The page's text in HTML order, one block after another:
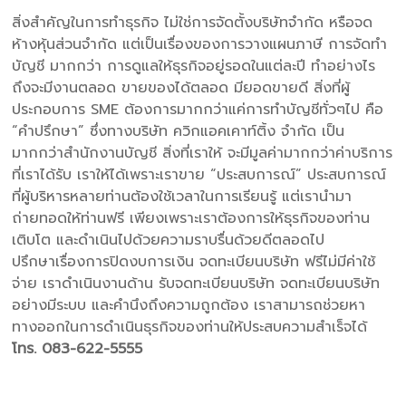
สิ่งสำคัญในการทำธุรกิจ ไม่ใช่การจัดตั้งบริษัทจำกัด หรือจด
ห้างหุ้นส่วนจำกัด แต่เป็นเรื่องของการวางแผนภาษี การจัดทำ
บัญชี มากกว่า การดูแลให้ธุรกิจอยู่รอดในแต่ละปี ทำอย่างไร
ถึงจะมีงานตลอด ขายของได้ตลอด มียอดขายดี สิ่งที่ผู้
ประกอบการ SME ต้องการมากกว่าแค่การทำบัญชีทั่วๆไป คือ
“คำปรึกษา” ซึ่งทางบริษัท ควิกแอคเคาท์ติ้ง จำกัด เป็น
มากกว่าสำนักงานบัญชี สิ่งที่เราให้ จะมีมูลค่ามากกว่าค่าบริการ
ที่เราได้รับ เราให้ได้เพราะเราขาย “ประสบการณ์” ประสบการณ์
ที่ผู้บริหารหลายท่านต้องใช้เวลาในการเรียนรู้ แต่เรานำมา
ถ่ายทอดให้ท่านฟรี เพียงเพราะเราต้องการให้ธุรกิจของท่าน
เติบโต และดำเนินไปด้วยความราบรื่นด้วยดีตลอดไป
ปรึกษาเรื่องการปิดงบการเงิน จดทะเบียนบริษัท ฟรีไม่มีค่าใช้
จ่าย เราดำเนินงานด้าน รับจดทะเบียนบริษัท จดทะเบียนบริษัท
อย่างมีระบบ และคำนึงถึงความถูกต้อง เราสามารถช่วยหา
ทางออกในการดำเนินธุรกิจของท่านให้ประสบความสำเร็จได้
โทร. 083-622-5555